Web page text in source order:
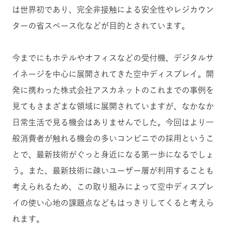
は世界初であり、完全非接触による安全性やレジカウン
ターの省スペース化などが目的とされています。
今までにもホテルやオフィスなどの受付機、デジタルサ
イネージを中心に展開されてきた空中ディスプレイ。開
発に携わった株式会社アスカネットのこれまでの事例を
見てもさまざまな領域に展開されていますが、なかなか
日常生活で見る機会はありませんでした。今回はより一
般消費者が触れる機会の多いコンビニでの採用というこ
とで、最新技術がぐっと身近になる第一歩になるでしょ
う。また、最新技術に疎いユーザー層が利用することも
考えられるため、この取り組みによって空中ディスプレ
イの使い心地の課題点などもはっきりしてくると考えら
れます。